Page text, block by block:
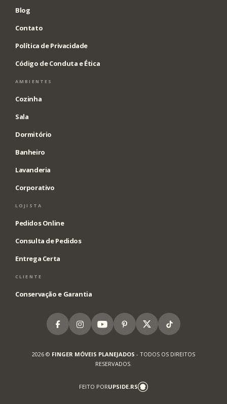
Blog
Contato
Política de Privacidade
Código de Conduta e Ética
AMBIENTES
Cozinha
Sala
Dormitório
Banheiro
Lavanderia
Corporativo
LOJISTA
Pedidos Online
Consulta de Pedidos
Entrega Certa
CLIENTE
Conservação e Garantia
FacebookInstagram
YoutubePinterest
X Tiktok
2026 © FINGER MÓVEIS PLANEJADOS - TODOS OS DIREITOS
RESERVADOS.
FEITO PORUPSIDE.RS